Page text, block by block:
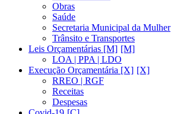
Obras
Saúde
Secretaria Municipal da Mulher
Trânsito e Transportes
Leis Orçamentárias [M]
LOA | PPA | LDO
Execução Orçamentária [X]
RREO | RGF
Receitas
Despesas